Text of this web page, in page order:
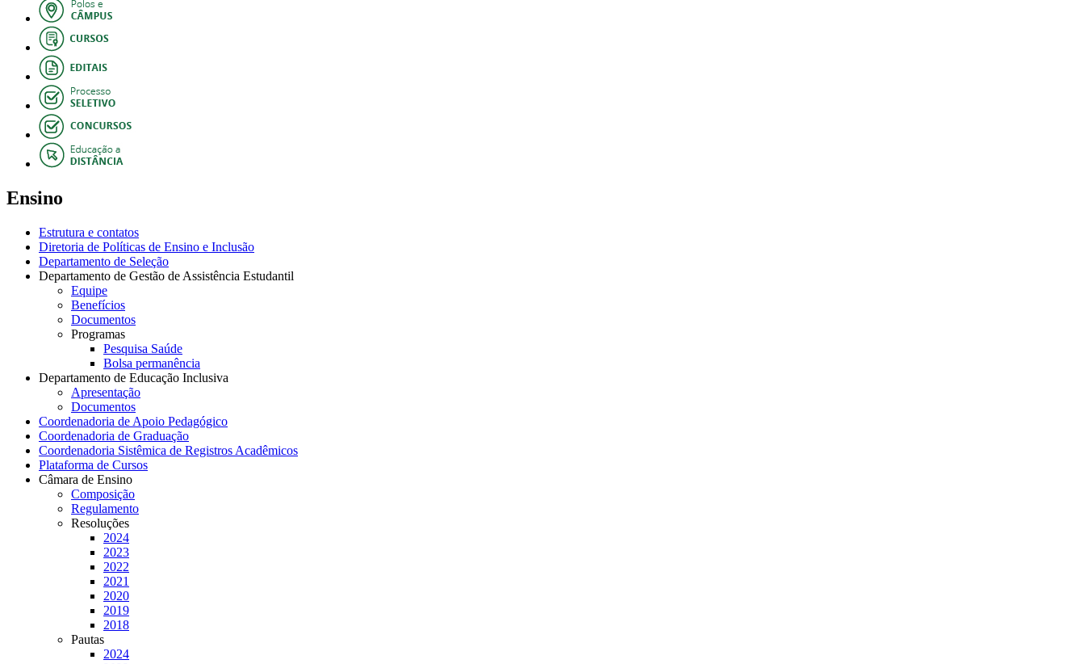
Ensino
Estrutura e contatos
Diretoria de Políticas de Ensino e Inclusão
Departamento de Seleção
Departamento de Gestão de Assistência Estudantil
Equipe
Benefícios
Documentos
Programas
Pesquisa Saúde
Bolsa permanência
Departamento de Educação Inclusiva
Apresentação
Documentos
Coordenadoria de Apoio Pedagógico
Coordenadoria de Graduação
Coordenadoria Sistêmica de Registros Acadêmicos
Plataforma de Cursos
Câmara de Ensino
Composição
Regulamento
Resoluções
2024
2023
2022
2021
2020
2019
2018
Pautas
2024